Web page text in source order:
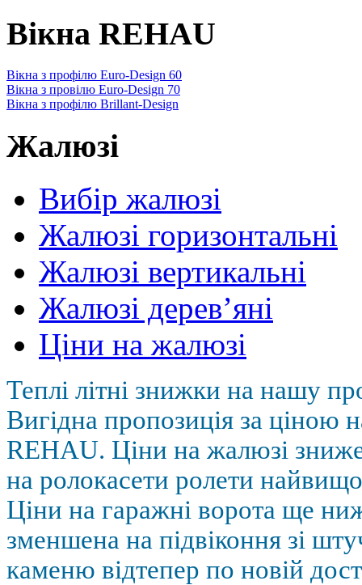
Вікна REHAU
Вікна з профілю Euro-Design 60
Вікна з провілю Euro-Design 70
Вікна з профілю Brillant-Design
Жалюзі
Вибір жалюзі
Жалюзі горизонтальні
Жалюзі вертикальні
Жалюзі дерев’яні
Ціни на жалюзі
Теплі літні знижки на нашу
Вигідна пропозиція за ціною
REHAU. Ціни на жалюзі
на ролокасети ролети
Ціни на гаражні ворота ще
зменшена на підвіконня зі
каменю відтепер по новій